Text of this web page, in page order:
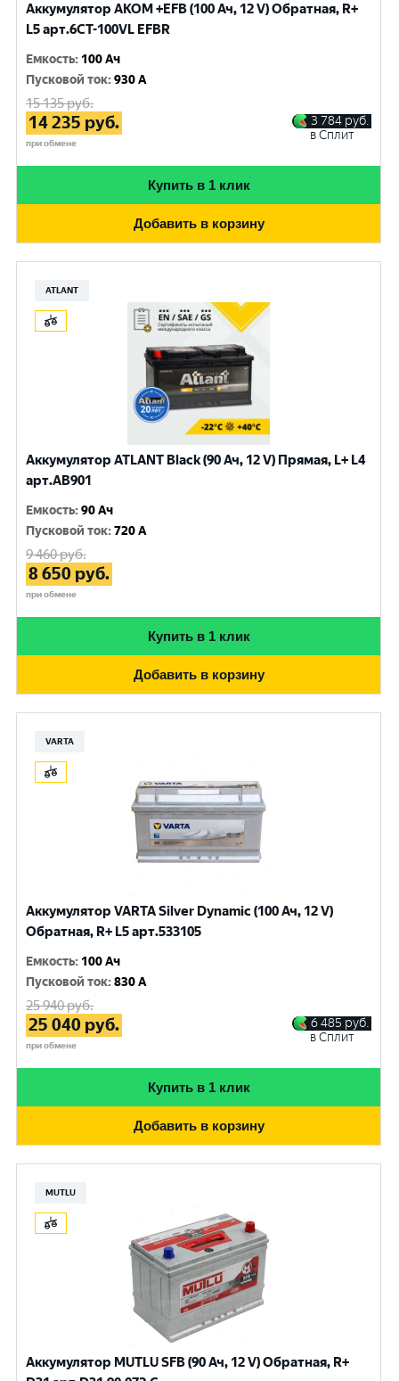
Аккумулятор AKOM +EFB (100 Ач, 12 V) Обратная, R+
L5 арт.6СТ-100VL EFBR
Емкость: 100 Ач
Пусковой ток:930 A
15 135руб.
14 235 руб.
при обмене
3 784 руб.
в Сплит
Купить в 1 клик
Добавить в корзину
ATLANT
Аккумулятор ATLANT Black (90 Ач, 12 V) Прямая, L+ L4
арт.AB901
Емкость:90 Ач
Пусковой ток:720 A
9 460руб.
8 650 руб.
при обмене
Купить в 1 клик
Добавить в корзину
VARTA
Аккумулятор VARTA Silver Dynamic (100 Ач, 12 V)
Обратная, R+ L5 арт.533105
Емкость: 100 Ач
Пусковой ток:830 A
25 940руб.
25 040 руб.
при обмене
6 485 руб.
в Сплит
Купить в 1 клик
Добавить в корзину
MUTLU
Аккумулятор MUTLU SFB (90 Ач, 12 V) Обратная, R+